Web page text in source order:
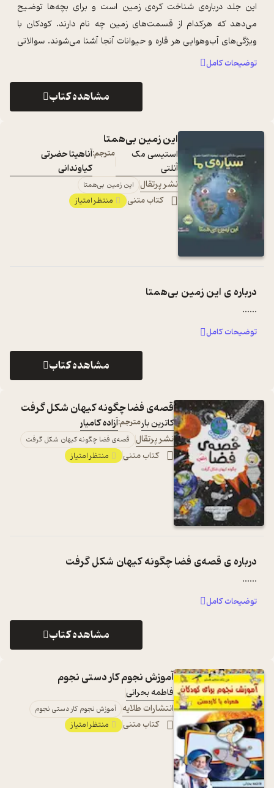
این جلد درباره‌ی شناخت کره‌ی زمین است و برای بچه‌ها توضیح
می‌دهد که هرکدام از قسمت‌های زمین چه نام دارند. کودکان با
ویژگی‌های آب‌وهوایی هر قاره و حیوانات آنجا آشنا می‌شوند. سوالاتی
که در هر صفحه پرسید ...
توضیحات کامل
مشاهده کتاب
این زمین بی‌همتا
استیسی مک
آنلتی
مترجم:آناھیتا حضرتی
کیاوندانی
نشر پرتقال
این زمین بی‌همتا
کتاب متنی منتظر امتیاز
درباره ی این زمین بی‌همتا
...
...
توضیحات کامل
مشاهده کتاب
قصه‌ی فضا چگونه کیهان شکل گرفت
کاترین بارمترجم:آزاده کامیار
نشر پرتقال
قصه‌ی فضا چگونه کیهان شکل گرفت
کتاب متنی منتظر امتیاز
درباره ی قصه‌ی فضا چگونه کیهان شکل گرفت
...
...
توضیحات کامل
مشاهده کتاب
آموزش نجوم کار دستی نجوم
فاطمه بحرانی
انتشارات طلایه
آموزش نجوم کار دستی نجوم
کتاب متنی منتظر امتیاز